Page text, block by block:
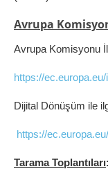
Avrupa
Avrupa Komisyonu
https://
Dijital Dönüşüm ile
https://
Tarama Toplantıları: